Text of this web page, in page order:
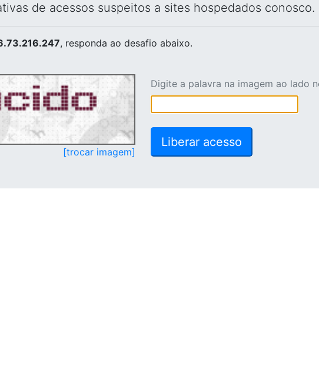
de acessos suspeitos a sites hospedados conosco.
, responda ao desafio abaixo.
[trocar imagem]
Digite a palavra na imagem ao lado